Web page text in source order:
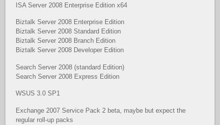
ISA Server 2008 Enterprise Edition x64
Biztalk Server 2008 Enterprise Edition
Biztalk Server 2008 Standard Edition
Biztalk Server 2008 Branch Edition
Biztalk Server 2008 Developer Edition
Search Server 2008 (standard Edition)
Search Server 2008 Express Edition
WSUS 3.0 SP1
Exchange 2007 Service Pack 2 beta, maybe but expect the
regular roll-up packs